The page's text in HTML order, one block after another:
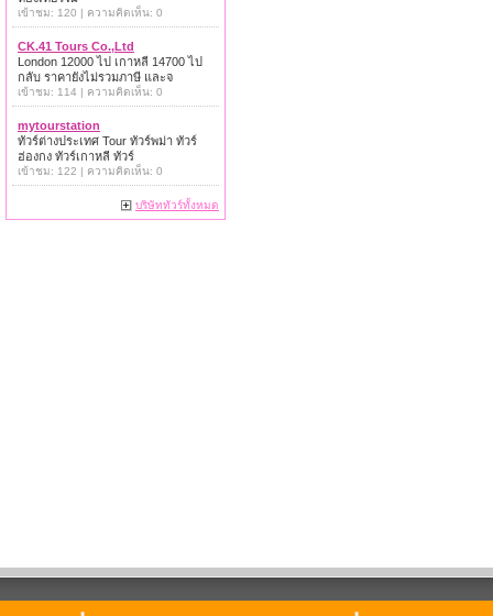
เข้าชม: 120 | ความคิดเห็น: 0
CK.41 Tours Co.,Ltd
London 12000 ไป เกาหลี 14700 ไป
กลับ ราคายังไม่รวมภาษี และจ
เข้าชม: 114 | ความคิดเห็น: 0
mytourstation
ทัวร์ต่างประเทศ Tour ทัวร์พม่า ทัวร์
ฮ่องกง ทัวร์เกาหลี ทัวร์
เข้าชม: 122 | ความคิดเห็น: 0
บริษัททัวร์ทั้งหมด